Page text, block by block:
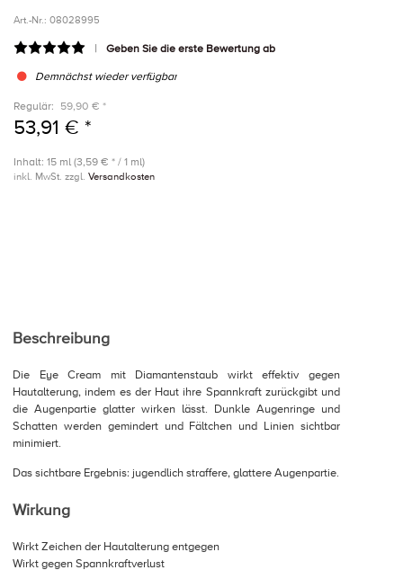
Art.-Nr.: 08028995
Geben Sie die erste Bewertung ab
Demnächst wieder verfügbar
Regulär: 59,90 € *
53,91 € *
Inhalt: 15 ml (3,59 € * / 1 ml)
inkl. MwSt. zzgl. Versandkosten
Beschreibung
Die Eye Cream mit Diamantenstaub wirkt effektiv gegen
Hautalterung, indem es der Haut ihre Spannkraft zurückgibt und
die Augenpartie glatter wirken lässt. Dunkle Augenringe und
Schatten werden gemindert und Fältchen und Linien sichtbar
minimiert.
Das sichtbare Ergebnis: jugendlich straffere, glattere Augenpartie.
Wirkung
Wirkt Zeichen der Hautalterung entgegen
Wirkt gegen Spannkraftverlust